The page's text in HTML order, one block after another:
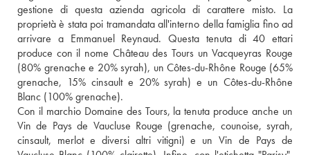
gestione di questa azienda agricola di carattere misto. La
proprietà è stata poi tramandata all'interno della famiglia fino ad
arrivare a Emmanuel Reynaud. Questa tenuta di 40 ettari
produce con il nome Château des Tours un Vacqueyras Rouge
(80% grenache e 20% syrah), un Côtes-du-Rhône Rouge (65%
grenache, 15% cinsault e 20% syrah) e un Côtes-du-Rhône
Blanc (100% grenache).
Con il marchio Domaine des Tours, la tenuta produce anche un
Vin de Pays de Vaucluse Rouge (grenache, counoise, syrah,
cinsault, merlot e diversi altri vitigni) e un Vin de Pays de